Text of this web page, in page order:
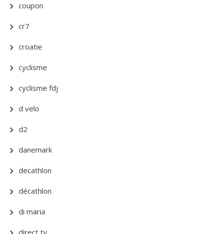
coupon
cr7
croatie
cyclisme
cyclisme fdj
d velo
d2
danemark
decathlon
décathlon
di maria
direct tv